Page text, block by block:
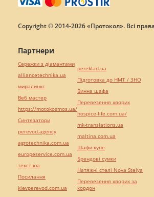
Copyright © 2014-2026 «Протокол». Всі
Партнери
Сережки з діамантами
alliancetechnika.ua
миралинкс
Веб мастер
https://motokosmos.ua/
Синтезатори
perevod.agency
agrotechnika.com.ua
europeservice.com.ua
текст юа
Посилання
kievperevod.com.ua
pereklad.ua
Підготовка до НМТ / ЗНО
Винна шафа
Перевезення хворих
hospice-life.com.ua/
mk-translations.ua
maltina.com.ua
Шафи купе
Брендові сумки
Натяжні стелі Nova Stelya
Перевезення хворих за
кордон